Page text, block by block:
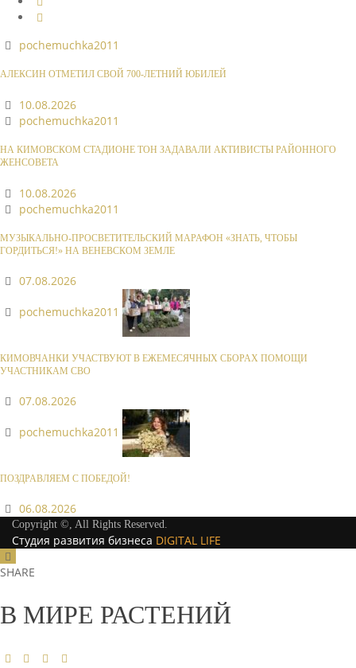
pochemuchka2011
АЛЕКСИН ОТМЕТИЛ СВОЙ 700-ЛЕТНИЙ ЮБИЛЕЙ
10.08.2026
pochemuchka2011
НА КИМОВСКОМ СТАДИОНЕ ТОН ЗАДАВАЛИ АКТИВИСТЫ РАЙОННОГО
ЖЕНСОВЕТА
10.08.2026
pochemuchka2011
МУЗЫКАЛЬНО-ПРОСВЕТИТЕЛЬСКИЙ МАРАФОН «ЗНАТЬ, ЧТОБЫ
ГОРДИТЬСЯ!» НА ВЕНЕВСКОМ ЗЕМЛЕ
07.08.2026
pochemuchka2011
КИМОВЧАНКИ УЧАСТВУЮТ В ЕЖЕМЕСЯЧНЫХ СБОРАХ ПОМОЩИ
УЧАСТНИКАМ СВО
07.08.2026
pochemuchka2011
ПОЗДРАВЛЯЕМ С ПОБЕДОЙ!
06.08.2026
Copyright ©, All Rights Reserved.
Студия развития бизнеса DIGITAL LIFE
SHARE
В МИРЕ РАСТЕНИЙ